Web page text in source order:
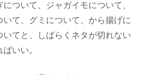
ついて、ジャガイモについて、
いて、グミについて、から揚げに
いてと、しばらくネタが切れない
いい。